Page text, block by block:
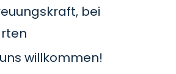
bei
willkommen!